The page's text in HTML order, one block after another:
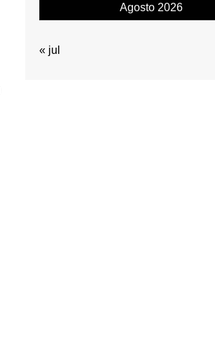
Agosto 2026
« jul